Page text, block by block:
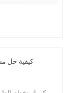
كيفية حل